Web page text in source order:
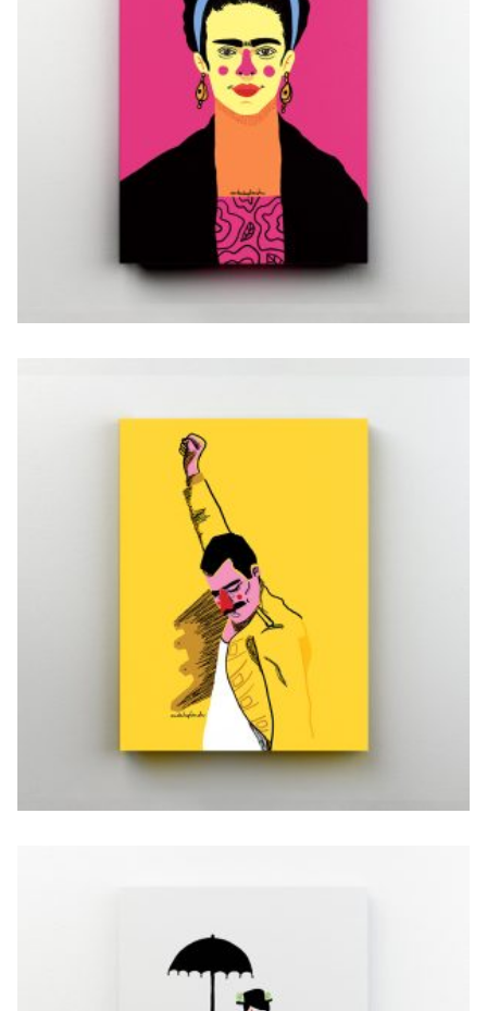
MI FRIDITA
10,00–€20,00
FREDY
€20,00